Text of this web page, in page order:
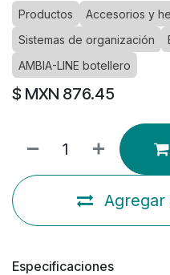
Productos
Accesorios y
Sistemas de organización
AMBIA-LINE botellero
$ MXN 876.45
Agregar
Especificaciones